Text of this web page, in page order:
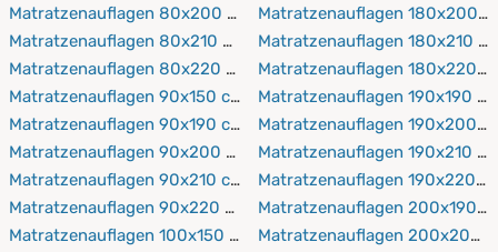
Matratzenauflagen 80x200 cm
Matratzenauflagen 80x210 cm
Matratzenauflagen 80x220 cm
Matratzenauflagen 90x150 cm
Matratzenauflagen 90x190 cm
Matratzenauflagen 90x200 cm
Matratzenauflagen 90x210 cm
Matratzenauflagen 90x220 cm
Matratzenauflagen 100x150 cm
Matratzenauflagen 180x200
Matratzenauflagen 180x210
Matratzenauflagen 180x220
Matratzenauflagen 190x190
Matratzenauflagen 190x200
Matratzenauflagen 190x210
Matratzenauflagen 190x220
Matratzenauflagen 200x190
Matratzenauflagen 200x200